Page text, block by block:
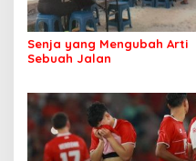
Senja yang Mengubah Arti
Sebuah Jalan